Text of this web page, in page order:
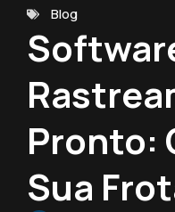
Blog
Pronto:
Sua